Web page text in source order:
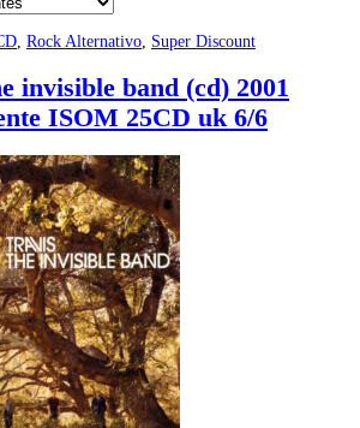
Rock Alternativo Super Discount
invisible band (cd) 2001
ISOM 25CD uk 6/6